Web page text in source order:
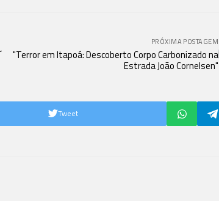
PRÓXIMA POSTAGEM
"Terror em Itapoá: Descoberto Corpo Carbonizado na
Estrada João Cornelsen"
Tweet